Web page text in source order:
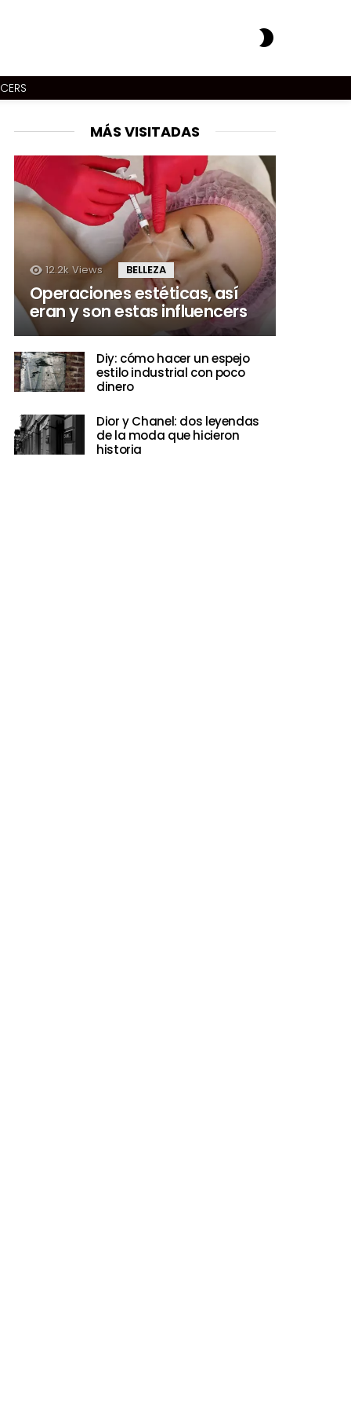
MÁS VISITADAS
12.2k Views BELLEZA
Operaciones estéticas, así
eran y son estas influencers
Diy: cómo hacer un espejo
estilo industrial con poco
dinero
Dior y Chanel: dos leyendas
de la moda que hicieron
historia